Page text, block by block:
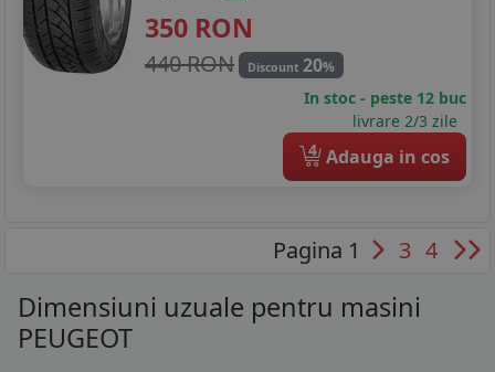
350 RON
440 RON Discount 20%
In stoc - peste 12 buc
livrare 2/3 zile
4 Adauga in cos
Pagina 1 3 4
Dimensiuni uzuale pentru masini
PEUGEOT